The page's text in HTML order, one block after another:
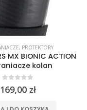
, PROTEKTORY
MX BIONIC ACTION
kolan
out of 5
169,00 zł